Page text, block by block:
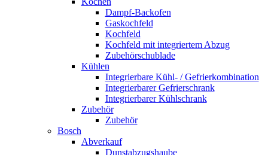
Dampf-Backofen
Gaskochfeld
Kochfeld
Kochfeld mit integriertem Abzug
Zubehörschublade
Kühlen
Integrierbare Kühl- / Gefrierkombination
Integrierbarer Gefrierschrank
Integrierbarer Kühlschrank
Zubehör
Zubehör
Bosch
Abverkauf
Dunstabzugshaube